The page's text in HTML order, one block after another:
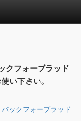
クフォーブラッド
い下さい。
バックフォーブラッド